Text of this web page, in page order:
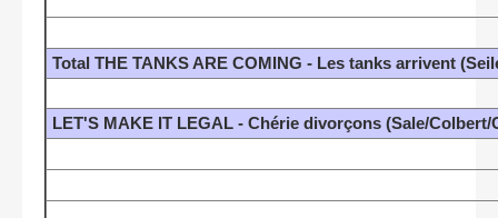
Total THE TANKS ARE COMING - Les tanks arrivent
LET'S MAKE IT LEGAL - Chérie divorçons (Sale/Colbert/